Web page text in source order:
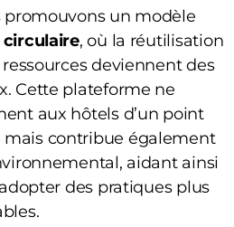
promouvons un modèle
, où la réutilisation
deviennent des
Cette plateforme ne
aux hôtels d’un point
contribue également
aidant ainsi
des pratiques plus